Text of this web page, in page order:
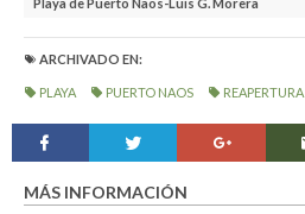
ARCHIVADO EN:
PLAYA PUERTO NAOS REAPERTURA
MÁS INFORMACIÓN